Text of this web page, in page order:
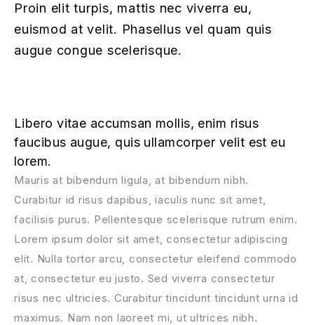
Proin elit turpis, mattis nec viverra eu,
euismod at velit. Phasellus vel quam quis
augue congue scelerisque.
Libero vitae accumsan mollis, enim risus
faucibus augue, quis ullamcorper velit est eu
lorem.
Mauris at bibendum ligula, at bibendum nibh.
Curabitur id risus dapibus, iaculis nunc sit amet,
facilisis purus. Pellentesque scelerisque rutrum enim.
Lorem ipsum dolor sit amet, consectetur adipiscing
elit. Nulla tortor arcu, consectetur eleifend commodo
at, consectetur eu justo. Sed viverra consectetur
risus nec ultricies. Curabitur tincidunt tincidunt urna id
maximus. Nam non laoreet mi, ut ultrices nibh.